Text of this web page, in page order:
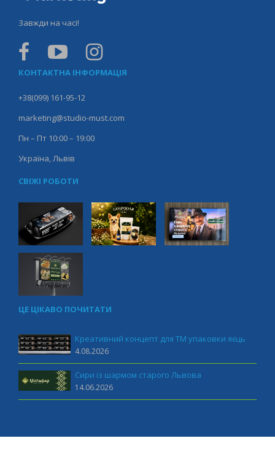
Завжди на часі!
КОНТАКТНА ІНФОРМАЦІЯ
+38(099) 161-95-12
marketing@studio-must.com
Пн – Пт 10:00 – 19:00
Україна, Львів
СВІЖІ РОБОТИ
ЦЕ ЦІКАВО ПОЧИТАТИ
Креативний концепт для ТМ упаковки яєць
4.08.2026
Сири із шармом старого Львова
14.06.2026